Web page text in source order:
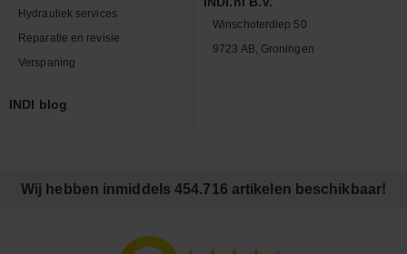
Hydrauliek services
Reparatie en revisie
Verspaning
INDI blog
Winschoterdiep 50
9723 AB, Groningen
Wij hebben inmiddels 454.716 artikelen beschikbaar!